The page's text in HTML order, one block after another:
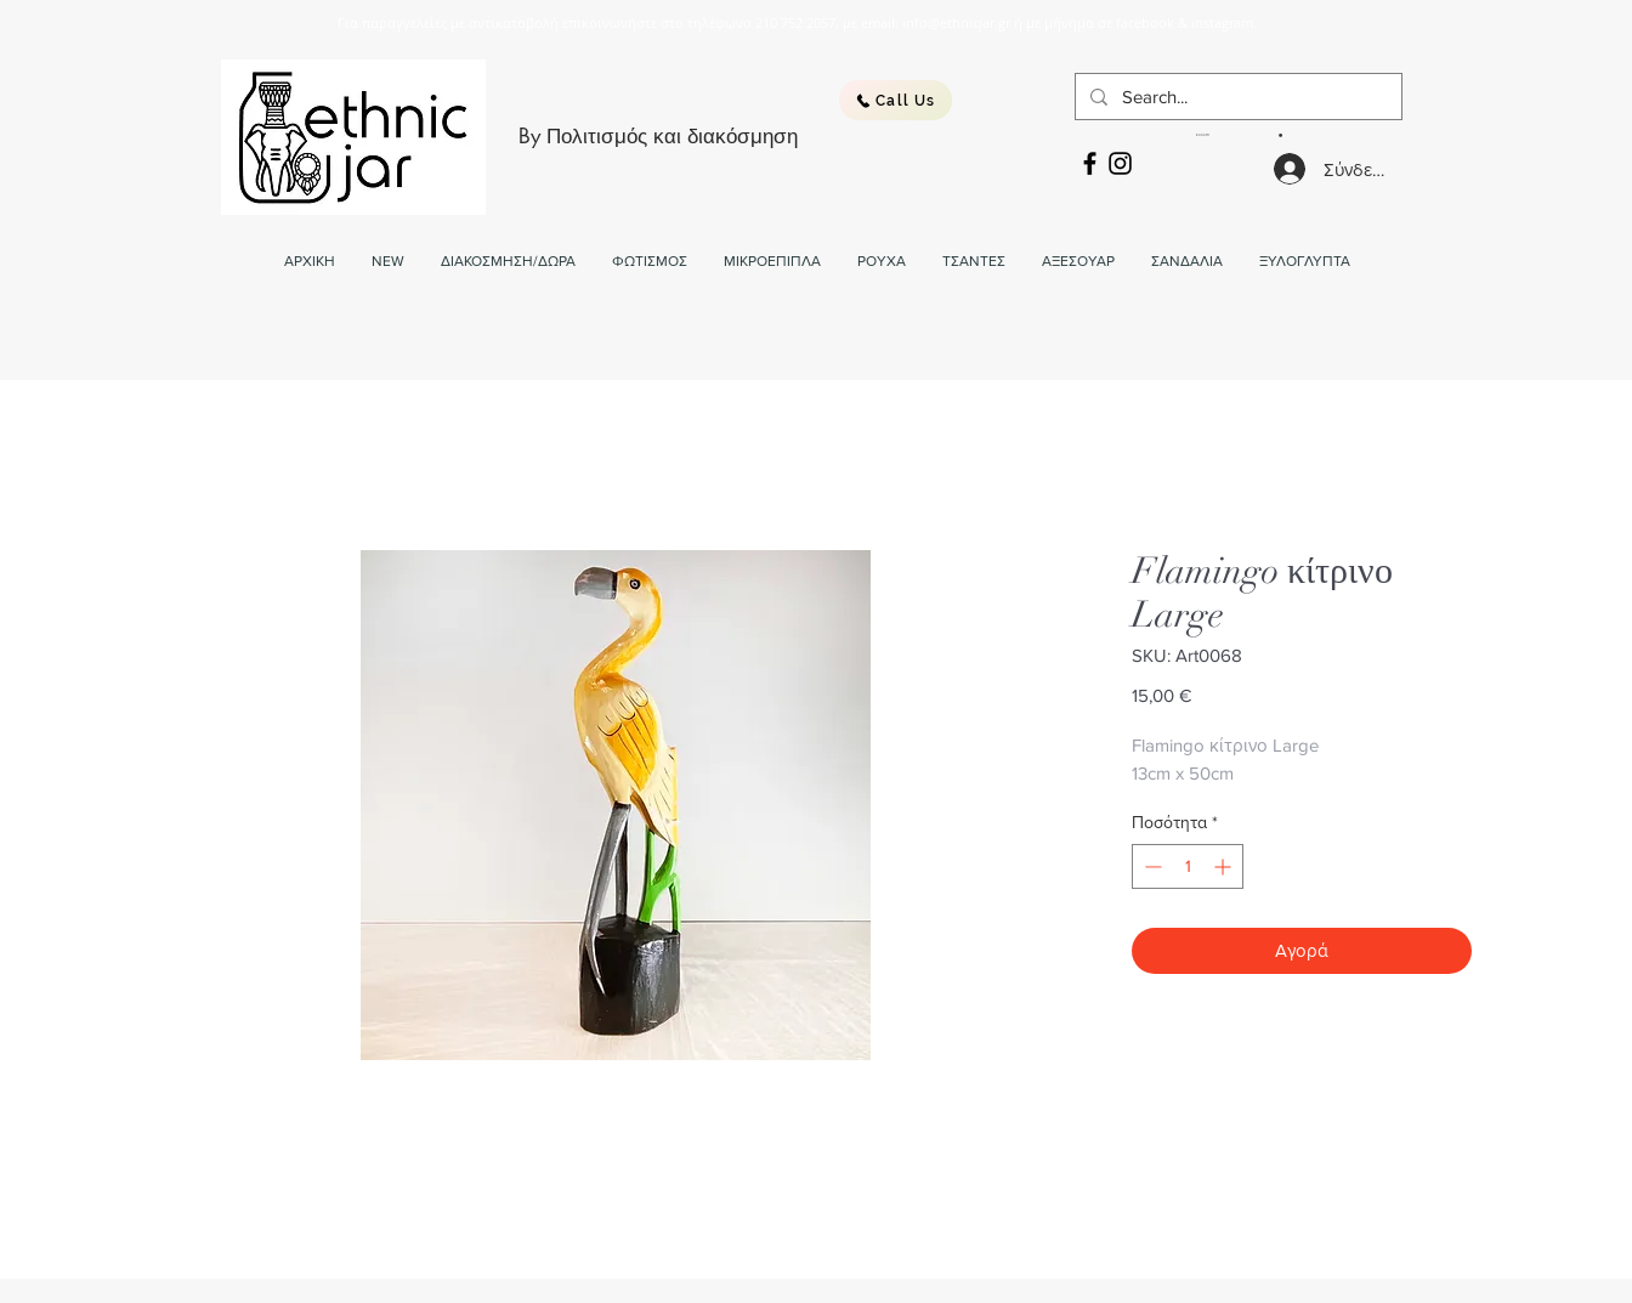
Call Us
By Πολιτισμός και διακόσμηση
Σύνδεση
ΑΡΧΙΚΗ NEW ΔΙΑΚΟΣΜΗΣΗ/ΔΩΡΑ ΦΩΤΙΣΜΟΣ ΜΙΚΡΟΕΠΙΠΛΑ ΡΟΥΧΑ ΤΣΑΝΤΕΣ ΑΞΕΣΟΥΑΡ ΣΑΝΔΑΛΙΑ ΞΥΛΟΓΛΥΠΤΑ
Flamingo κίτρινο
Large
SKU: Art0068
15,00 €Τιμή
Flamingo κίτρινο Large
13cm x 50cm
Ποσότητα *
Αγορά